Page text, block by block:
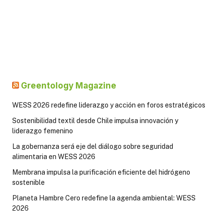
Greentology Magazine
WESS 2026 redefine liderazgo y acción en foros estratégicos
Sostenibilidad textil desde Chile impulsa innovación y
liderazgo femenino
La gobernanza será eje del diálogo sobre seguridad
alimentaria en WESS 2026
Membrana impulsa la purificación eficiente del hidrógeno
sostenible
Planeta Hambre Cero redefine la agenda ambiental: WESS
2026